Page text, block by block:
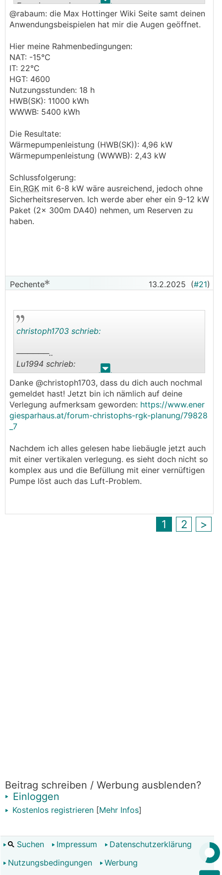
Energieausweises
───────────────
sweis-besser-lesen-und-verstehen-koennen/7219
1
──────..
Pechente schrieb: erhalte ich meine Heizlast
───────────────
rechnung-nach-hottinger/81091
Damit sollten sich deine Fragen beantworten
@rabaum: die Max Hottinger Wiki Seite samt deinen
Anwendungsbeispielen hat mir die Augen geöffnet.
Hier meine Rahmenbedingungen:
NAT: -15°C
IT: 22°C
HGT: 4600
Nutzungsstunden: 18 h
HWB(SK): 11000 kWh
WWWB: 5400 kWh
Die Resultate:
Wärmepumpenleistung (HWB(SK)): 4,96 kW
Wärmepumpenleistung (WWWB): 2,43 kW
Schlussfolgerung:
Ein RGK mit 6-8 kW wäre ausreichend, jedoch ohne
Sicherheitsreserven. Ich werde aber eher ein 9-12 kW
Paket (2x 300m DA40) nehmen, um Reserven zu
haben.
Pechente 13.2.2025 (#21)
. .
christoph1703 schrieb:
──────..
Lu1994 schrieb:
Wenn du es effizienter halten willst könntest ja
mit dem Bagger auf die 2,7 m runtergraben, dann
hast quasi eine WasserWPund die Mehrkosten
beim baggern halten sich in Grenzen
Ein bisschen tiefer müsste es schon sein, man
entzieht ja die Wärme ungefähr 1m rund ums
Rohr. Je mehr Wasser, desto besser. Wir haben
vertikal auf 3,5m verlegt und ich habe es nicht
ganzen Hausbau quasi vernachlässigbar.
Danke @christoph1703, dass du dich auch nochmal
gemeldet hast! Jetzt bin ich nämlich auf deine
Verlegung aufmerksam geworden: https://www.ener
giesparhaus.at/forum-christophs-rgk-planung/79828
_7
Nachdem ich alles gelesen habe liebäugle jetzt auch
mit einer vertikalen verlegung. es sieht doch nicht so
komplex aus und die Befüllung mit einer vernüftigen
Pumpe löst auch das Luft-Problem.
1 2 >
Beitrag schreiben / Werbung ausblenden?
Einloggen
Kostenlos registrieren [Mehr Infos]
Suchen Impressum
Datenschutzerklärung
Nutzungsbedingungen
Werbung